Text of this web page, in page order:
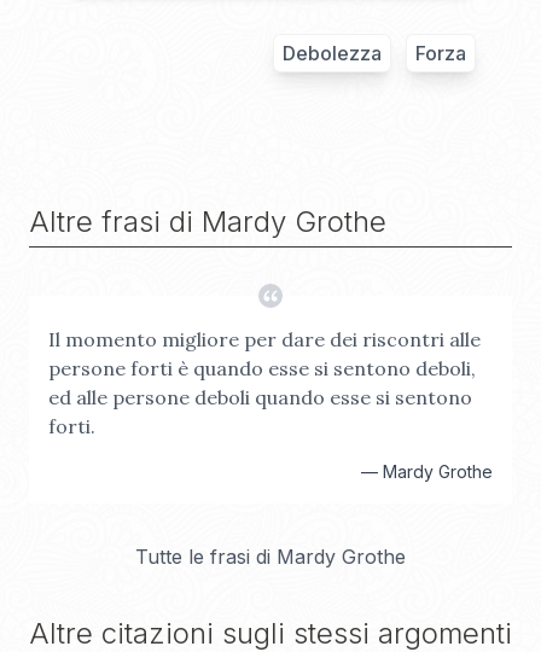
Debolezza Forza
Altre frasi di Mardy Grothe
Il momento migliore per dare dei riscontri alle
persone forti è quando esse si sentono deboli,
ed alle persone deboli quando esse si sentono
forti.
— Mardy Grothe
Tutte le frasi di Mardy Grothe
Altre citazioni sugli stessi argomenti